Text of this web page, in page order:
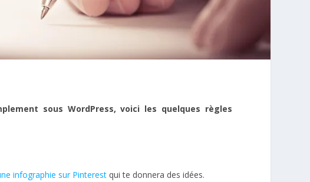
sous WordPress, voici les quelques règles
infographie sur Pinterest qui te donnera des idées.